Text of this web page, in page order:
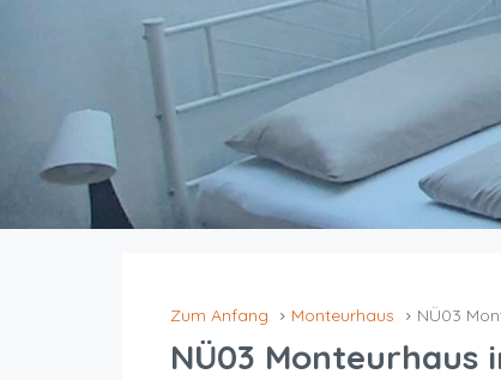
Zum Anfang Monteurhaus NÜ03
NÜ03 Monteurhaus